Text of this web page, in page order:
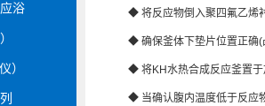
浴
）
◆ 将反应物倒入聚四氟乙烯衬
◆ 确保釜体下垫片位置正确(凸
◆ 将KH水热合成反应釜置于加
◆ 当确认腹内温度低于反应物